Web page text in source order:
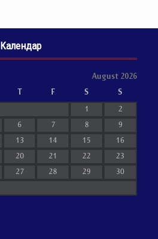
Календар
August 2026
T F S S
1 2
6 7 8 9
13 14 15 16
20 21 22 23
27 28 29 30